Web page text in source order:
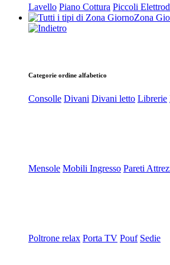
Lavello Piano Cottura Piccoli
Zona
Categorie ordine alfabetico
Consolle Divani Divani letto Librerie
Mensole Mobili Ingresso Pareti
Poltrone relax Porta TV Pouf Sedie